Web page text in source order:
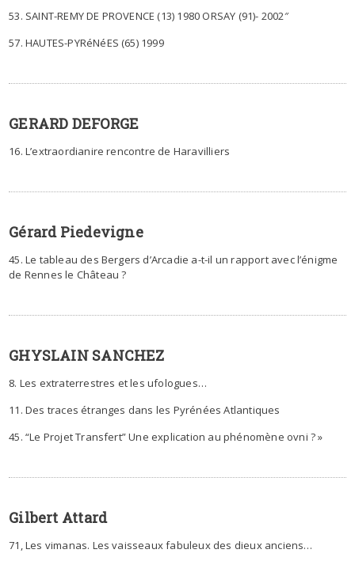
53. SAINT-REMY DE PROVENCE (13) 1980 ORSAY (91)- 2002″
57. HAUTES-PYRéNéES (65) 1999
GERARD DEFORGE
16. L’extraordianire rencontre de Haravilliers
Gérard Piedevigne
45. Le tableau des Bergers d’Arcadie a-t-il un rapport avec l’énigme
de Rennes le Château ?
GHYSLAIN SANCHEZ
8. Les extraterrestres et les ufologues…
11. Des traces étranges dans les Pyrénées Atlantiques
45. “Le Projet Transfert” Une explication au phénomène ovni ? »
Gilbert Attard
71, Les vimanas. Les vaisseaux fabuleux des dieux anciens…